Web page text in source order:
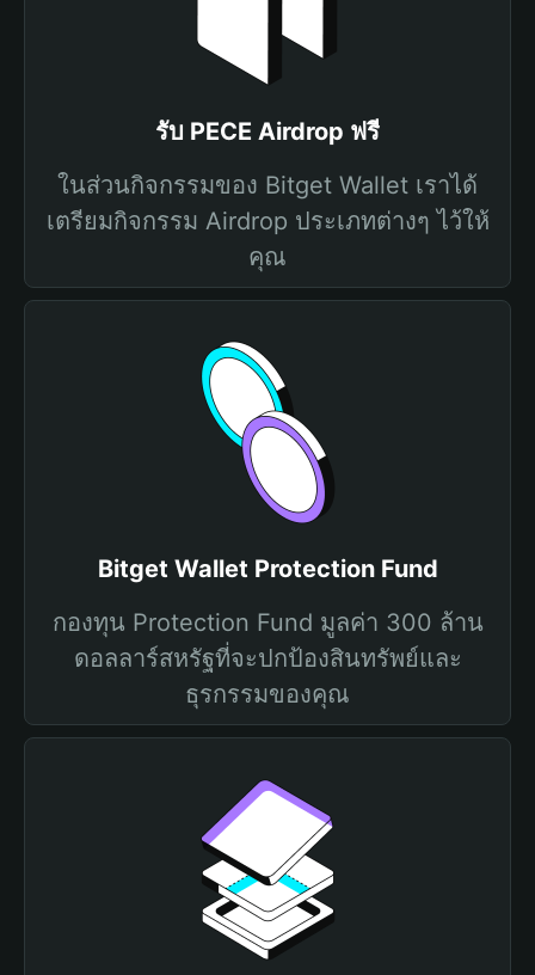
รับ PECE Airdrop ฟรี
ในส่วนกิจกรรมของ Bitget Wallet เราได้
เตรียมกิจกรรม Airdrop ประเภทต่างๆ ไว้ให้
คุณ
Bitget Wallet Protection Fund
กองทุน Protection Fund มูลค่า 300 ล้าน
ดอลลาร์สหรัฐที่จะปกป้องสินทรัพย์และ
ธุรกรรมของคุณ